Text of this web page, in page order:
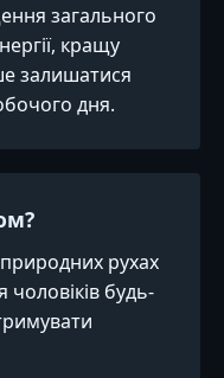
загального
кращу
залишатися
дня.
рухах
чоловіків будь-